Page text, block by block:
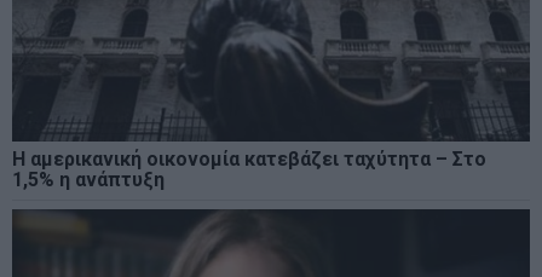
Η αμερικανική οικονομία κατεβάζει ταχύτητα – Στο
1,5% η ανάπτυξη